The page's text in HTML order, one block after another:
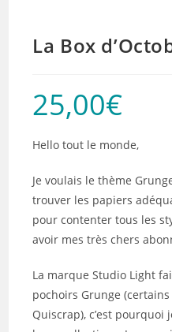
La Box
25,00€
Hello tout le monde,
Je voulais le thème
trouver les papiers
pour contenter tous les
avoir mes très chers
La marque Studio Light
pochoirs Grunge
Quiscrap), c’est